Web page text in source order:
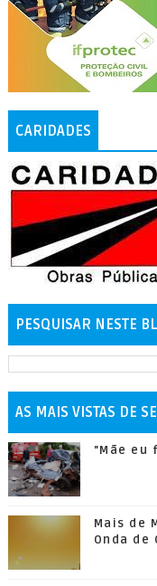
CARIDADES
PESQUISAR NESTE
AS MAIS VISTAS DE
"Mãe eu
Mais de
Onda de